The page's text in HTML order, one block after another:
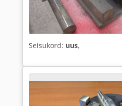
Seisukord: uus,